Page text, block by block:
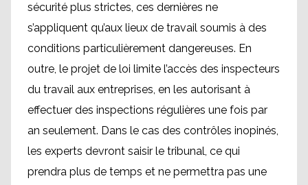
sécurité plus strictes, ces dernières ne
s’appliquent qu’aux lieux de travail soumis à des
conditions particulièrement dangereuses. En
outre, le projet de loi limite l’accès des inspecteurs
du travail aux entreprises, en les autorisant à
effectuer des inspections régulières une fois par
an seulement. Dans le cas des contrôles inopinés,
les experts devront saisir le tribunal, ce qui
prendra plus de temps et ne permettra pas une